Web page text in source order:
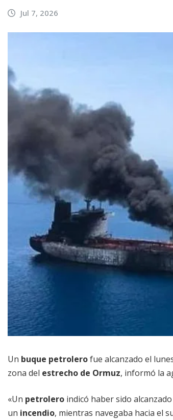
Jul 7, 2026
Un buque petrolerofue alcanzado el
zona del estrecho de Ormuz, informó la
«Un petrolero indicó haber sido
un incendio, mientras navegaba hacia el